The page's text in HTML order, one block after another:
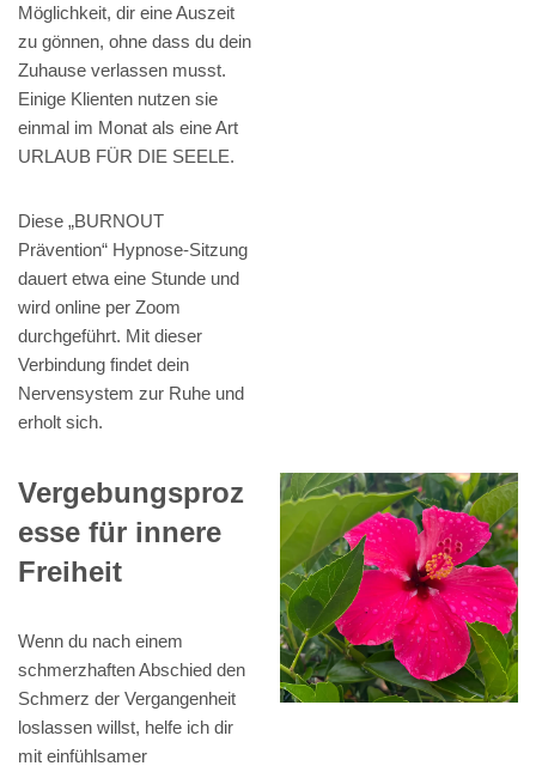
Möglichkeit, dir eine Auszeit
zu gönnen, ohne dass du dein
Zuhause verlassen musst.
Einige Klienten nutzen sie
einmal im Monat als eine Art
URLAUB FÜR DIE SEELE.
Diese „BURNOUT
Prävention“ Hypnose-Sitzung
dauert etwa eine Stunde und
wird online per Zoom
durchgeführt. Mit dieser
Verbindung findet dein
Nervensystem zur Ruhe und
erholt sich.
Vergebungsproz
esse für innere
Freiheit
Wenn du nach einem
schmerzhaften Abschied den
Schmerz der Vergangenheit
loslassen willst, helfe ich dir
mit einfühlsamer